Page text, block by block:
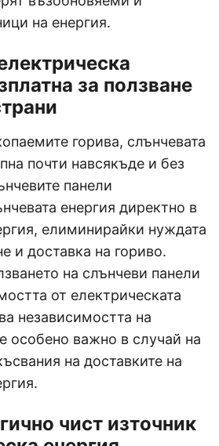
на енергия.
за ползване
горива, слънчевата
почти навсякъде и без
панели
енергия директно в
елиминирайки нуждата
и доставка на гориво.
на слънчеви панели
от електрическата
независимостта на
особено важно в случай на
на доставките на
чист източник